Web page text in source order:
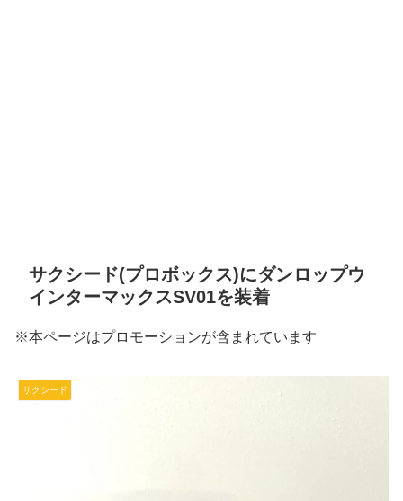
サクシード(プロボックス)にダンロップウ
インターマックスSV01を装着
※本ページはプロモーションが含まれています
サクシード